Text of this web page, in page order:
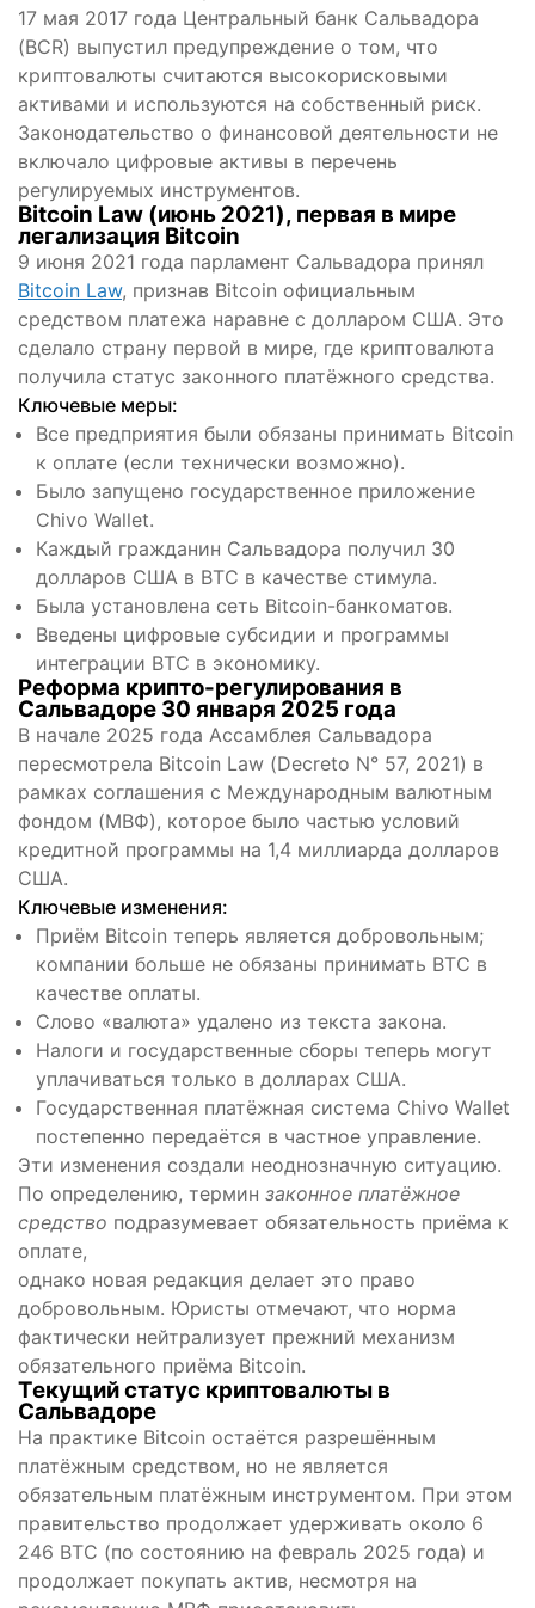
17 мая 2017 года Центральный банк Сальвадора
(BCR) выпустил предупреждение о том, что
криптовалюты считаются высокорисковыми
активами и используются на собственный риск.
Законодательство о финансовой деятельности не
включало цифровые активы в перечень
регулируемых инструментов.
Bitcoin Law (июнь 2021), первая в мире
легализация Bitcoin
9 июня 2021 года парламент Сальвадора принял
Bitcoin Law, признав Bitcoin официальным
средством платежа наравне с долларом США. Это
сделало страну первой в мире, где криптовалюта
получила статус законного платёжного средства.
Ключевые меры:
Все предприятия были обязаны принимать Bitcoin
к оплате (если технически возможно).
Было запущено государственное приложение
Chivo Wallet.
Каждый гражданин Сальвадора получил 30
долларов США в BTC в качестве стимула.
Была установлена сеть Bitcoin-банкоматов.
Введены цифровые субсидии и программы
интеграции BTC в экономику.
Реформа крипто-регулирования в
Сальвадоре 30 января 2025 года
В начале 2025 года Ассамблея Сальвадора
пересмотрела Bitcoin Law (Decreto N° 57, 2021) в
рамках соглашения с Международным валютным
фондом (МВФ), которое было частью условий
кредитной программы на 1,4 миллиарда долларов
США.
Ключевые изменения:
Приём Bitcoin теперь является добровольным;
компании больше не обязаны принимать BTC в
качестве оплаты.
Слово «валюта» удалено из текста закона.
Налоги и государственные сборы теперь могут
уплачиваться только в долларах США.
Государственная платёжная система Chivo Wallet
постепенно передаётся в частное управление.
Эти изменения создали неоднозначную ситуацию.
По определению, термин законное платёжное
средство подразумевает обязательность приёма к
оплате,
однако новая редакция делает это право
добровольным. Юристы отмечают, что норма
фактически нейтрализует прежний механизм
обязательного приёма Bitcoin.
Текущий статус криптовалюты в
Сальвадоре
На практике Bitcoin остаётся разрешённым
платёжным средством, но не является
обязательным платёжным инструментом. При этом
правительство продолжает удерживать около 6
246 BTC (по состоянию на февраль 2025 года) и
продолжает покупать актив, несмотря на